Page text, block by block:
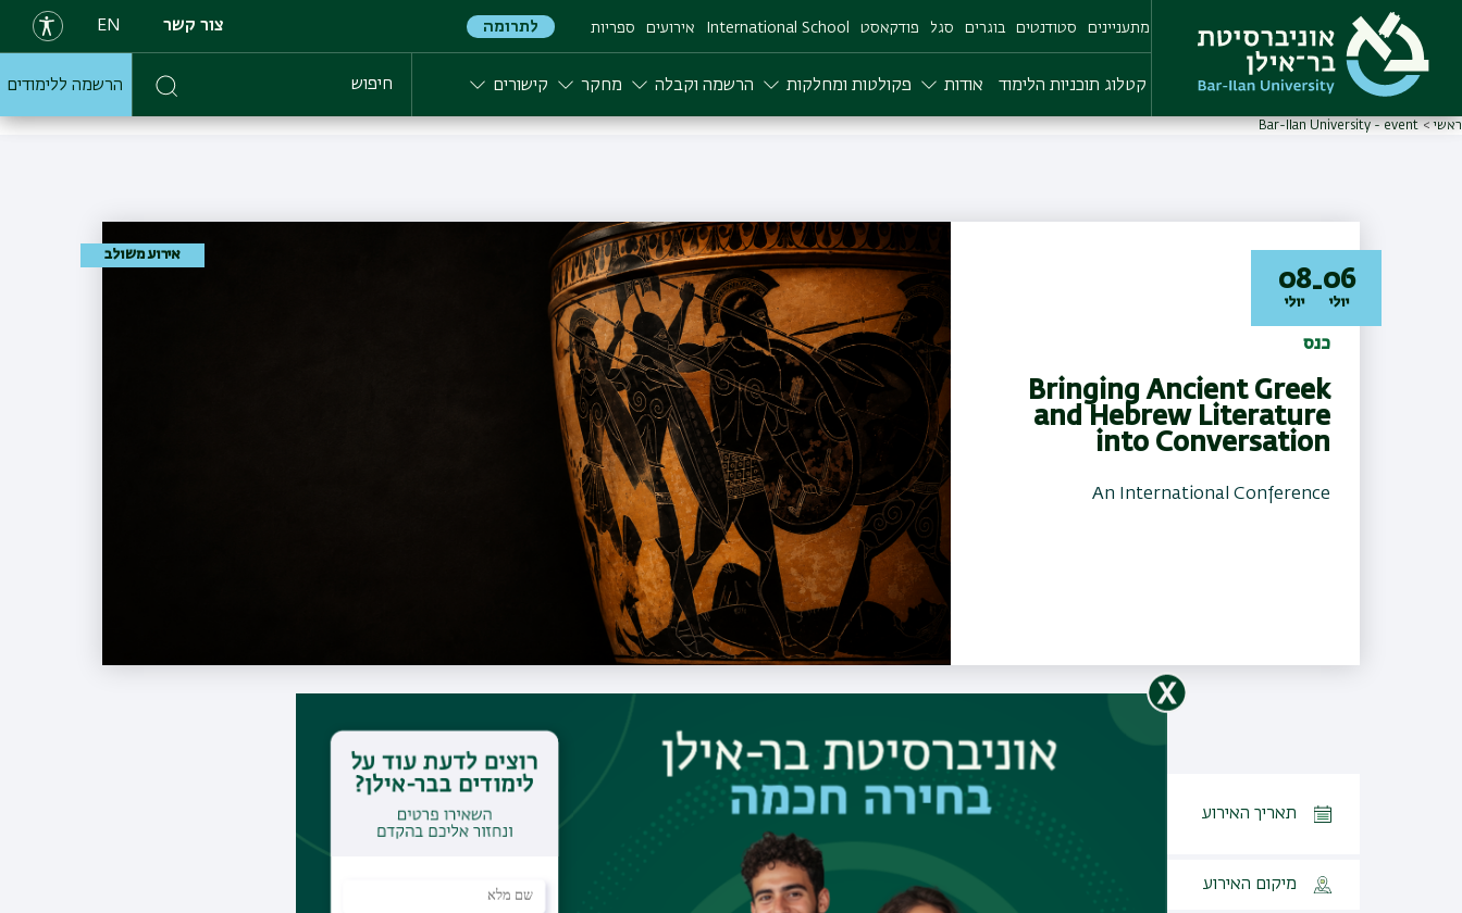
main
content
מתעניינים סטודנטים בוגרים סגל פודקאסט International School אירועים ספריות לתרומה צור קשר EN
קטלוג תוכניות הלימוד אודות פקולטות ומחלקות הרשמה וקבלה מחקר קישורים חיפוש הרשמה ללימודים
ראשי Bar-Ilan University - event
06
יולי
-
08
יולי
אירוע משולב
כנס
Bringing Ancient Greek
and Hebrew Literature
into Conversation
An International Conference
תאריך האירוע
- 08.07.2026, כג תמוז
מיקום האירוע
תוכנייה
Bringing Ancient Greek and Hebrew Literature into Conversation